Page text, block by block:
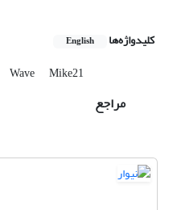
کلیدواژه‌ها English
Wave Mike21
مراجع